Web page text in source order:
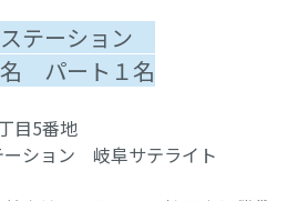
テーション
パート１名
目5番地
ーション 岐阜サテライト